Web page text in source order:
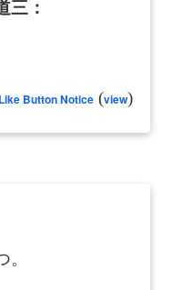
三：
Like Button Notice (view)